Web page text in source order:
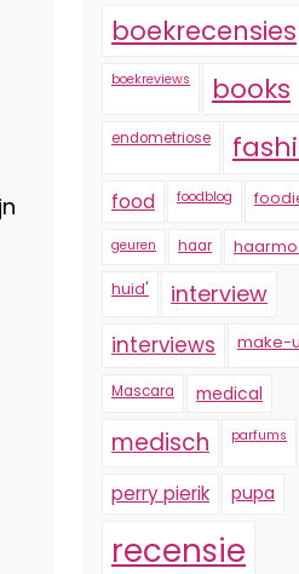
boekrecensies
boekreviews books
endometriose
food foodblog
geuren haar
huid' interview
interviews make-
Mascara medical
medisch parfums
perry pierik pupa
recensie